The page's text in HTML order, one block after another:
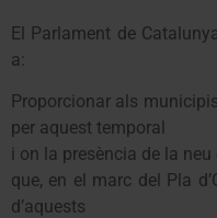
El Parlament de
a:
Proporcionar als
per aquest temporal
i on la presència de la
que, en el marc del Pla
d’aquests